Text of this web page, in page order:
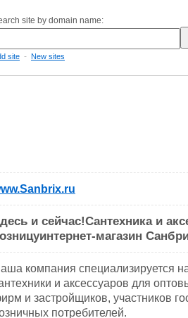
site by domain name:
site - New sites
и сейчас!Сантехника и
магазин
компания специализируется
и аксессуаров для
и застройщиков, участников
потребителей.